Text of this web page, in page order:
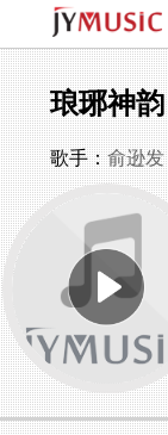
琅琊神韵
歌手：俞逊发